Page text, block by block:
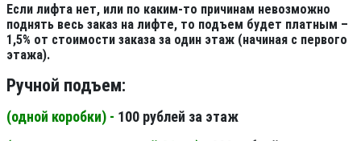
Если лифта нет, или по каким-то причинам невозможно
поднять весь заказ на лифте, то подъем будет платным –
1,5% от стоимости заказа за один этаж (начиная с первого
этажа).
Ручной подъем:
(одной коробки) - 100 рублей за этаж